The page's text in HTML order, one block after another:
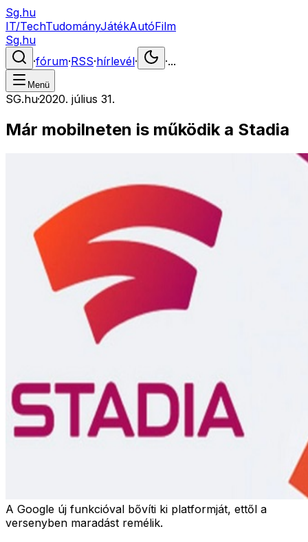
Sg.hu
IT/TechTudományJátékAutóFilm
Sg.hu
·fórum·RSS·hírlevél· ·...
Menü
SG.hu·2020. július 31.
Már mobilneten is működik a Stadia
A Google új funkcióval bővíti ki platformját, ettől a
versenyben maradást remélik.